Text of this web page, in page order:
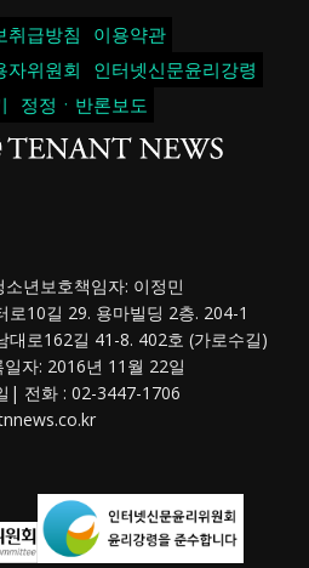
취급방침
이용약관
자위원회
인터넷신문윤리강령
정정ㆍ반론보도
년보호책임자: 이정민
10길 29. 용마빌딩 2층. 204-1
대로162길 41-8. 402호 (가로수길)
자: 2016년 11월 22일
| 전화 : 02-3447-1706